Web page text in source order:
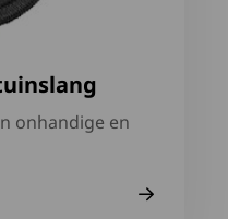
onhandige en